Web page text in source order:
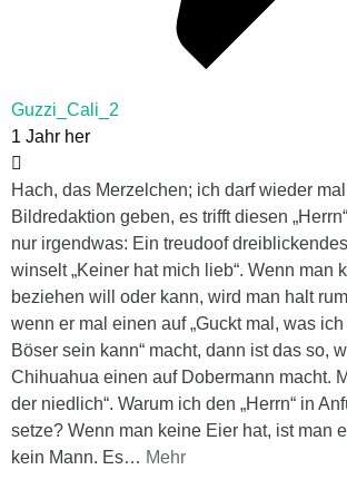
Guzzi_Cali_2
1 Jahr her
Hach, das Merzelchen; ich darf wieder
Bildredaktion geben, es trifft diesen
nur irgendwas: Ein treudoof
winselt „Keiner hat mich lieb“. Wenn man
beziehen will oder kann, wird man halt
wenn er mal einen auf „Guckt mal, was
Böser sein kann“ macht, dann ist das so,
Chihuahua einen auf Dobermann macht.
der niedlich“. Warum ich den „Herrn“ in
setze? Wenn man keine Eier hat, ist man
kein Mann. Es… Mehr